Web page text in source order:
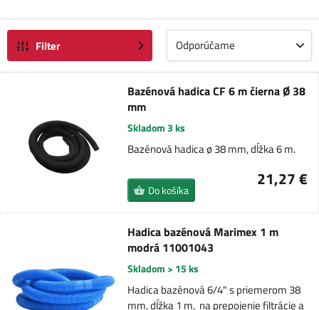
Filter Odporúčame
Bazénová hadica CF 6 m čierna Ø 38
mm
Skladom 3 ks
Bazénová hadica ø 38 mm, dĺžka 6 m.
21,27 €
Do košíka
Hadica bazénová Marimex 1 m
modrá 11001043
Skladom > 15 ks
Hadica bazénová 6/4" s priemerom 38
mm, dĺžka 1 m, na prepojenie filtrácie a